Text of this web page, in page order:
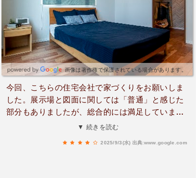
画像は著作権で保護されている場合があります。
今回、こちらの住宅会社で家づくりをお願いしま
した。展示場と図面に関しては「普通」と感じた
部分もありましたが、総合的には満足していま
す。特に、担当スタッフの方の対応は素晴らし
▼ 続きを読む
2025/9/3(水) 出典:www.google.com